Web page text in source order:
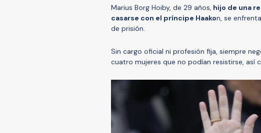
Marius Borg Hoiby, de 29 años, hijo de una
casarse con el príncipe Haakon, se
de prisión.
Sin cargo oficial ni profesión fija, siempre
cuatro mujeres que no podían resistirse, así